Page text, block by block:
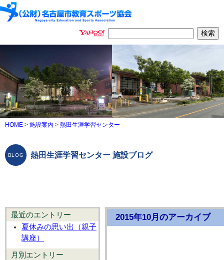
HOME > 施設案内 > 熱田生涯学習センター
熱田生涯学習センター 施設ブログ
最近のエントリー
夏休みの思い出（親子
講座）
月別エントリー
2015年10月のアーカイブ